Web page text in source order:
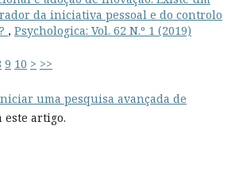
da iniciativa pessoal e do controlo
, Psychologica: Vol. 62 N.º 1 (2019)
9 10 > >>
uma pesquisa avançada de
este artigo.